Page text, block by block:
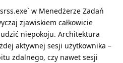
w Menedżerze Zadań
zjawiskiem całkowicie
niepokoju. Architektura
aktywnej sesji użytkownika –
zdalnego, czy nawet sesji